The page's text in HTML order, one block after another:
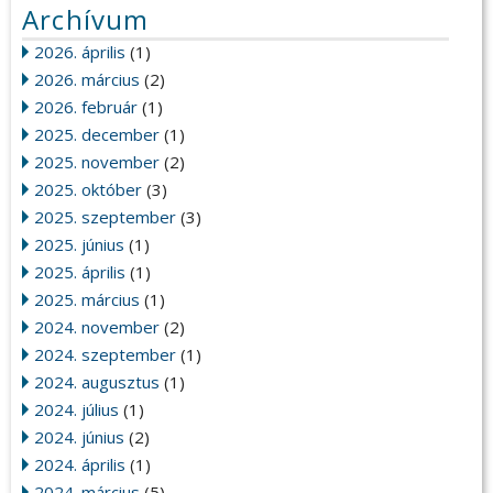
Archívum
2026. április (1)
2026. március (2)
2026. február (1)
2025. december (1)
2025. november (2)
2025. október (3)
2025. szeptember (3)
2025. június (1)
2025. április (1)
2025. március (1)
2024. november (2)
2024. szeptember (1)
2024. augusztus (1)
2024. július (1)
2024. június (2)
2024. április (1)